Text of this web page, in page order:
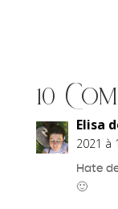
10
Elisa
2021 à
Hate
🙂